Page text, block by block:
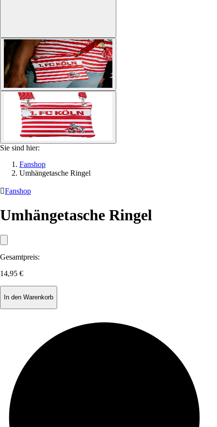
Sie sind hier:
Fanshop
Umhängetasche Ringel
Fanshop
Umhängetasche Ringel
Gesamtpreis:
14,95 €
In den Warenkorb